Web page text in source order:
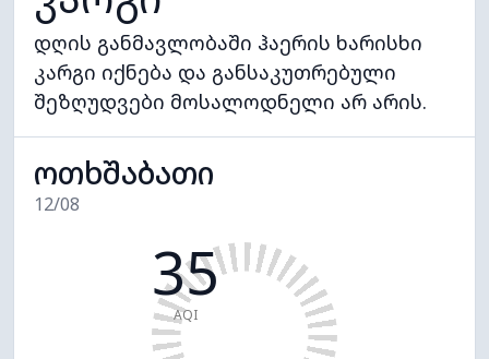
დღის განმავლობაში ჰაერის ხარისხი
კარგი იქნება და განსაკუთრებული
შეზღუდვები მოსალოდნელი არ არის.
ოთხშაბათი
12/08
35
AQI